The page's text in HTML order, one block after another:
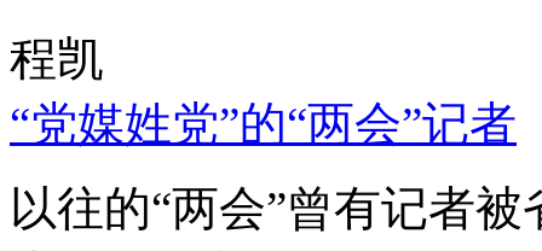
程凯
“党媒姓党”的“两会”记者
以往的“两会”曾有记者